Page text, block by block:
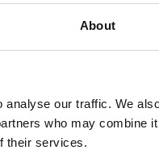
About
analyse our traffic. We
who may combine
their services.